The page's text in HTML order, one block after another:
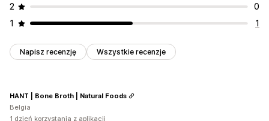
2
0
1
1
Napisz recenzję Wszystkie recenzje
HANT | Bone Broth | Natural Foods
Belgia
1 dzień korzystania z aplikacji